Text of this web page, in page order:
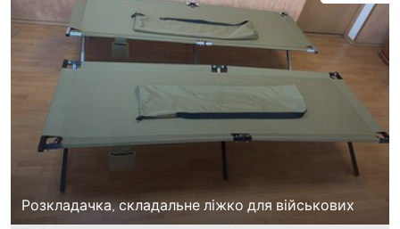
Розкладачка, складальне ліжко для військових